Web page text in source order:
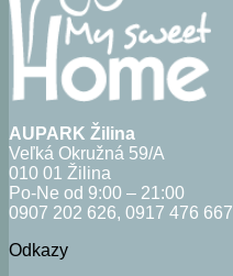
AUPARK Žilina
Veľká Okružná 59/A
010 01 Žilina
Po-Ne od 9:00 – 21:00
0907 202 626, 0917 476 667
Odkazy